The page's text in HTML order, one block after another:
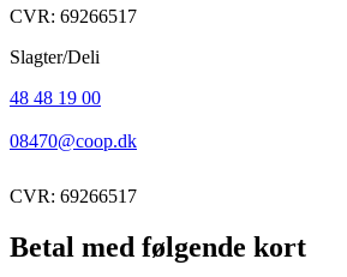
CVR: 69266517
Slagter/Deli
48 48 19 00
08470@coop.dk
CVR: 69266517
Betal med følgende kort